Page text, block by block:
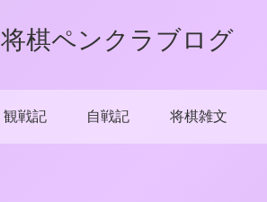
将棋ペンクラブログ
観戦記 自戦記 将棋雑文